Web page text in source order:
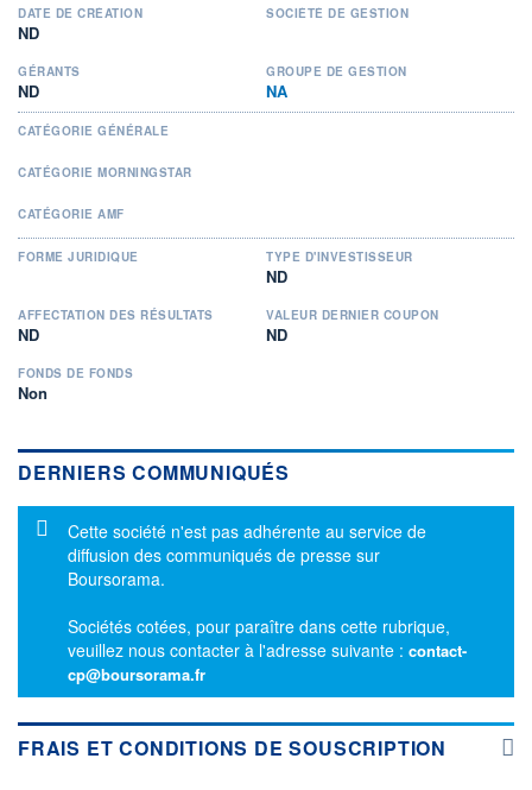
DATE DE CRÉATION
ND
SOCIÉTÉ DE GESTION
GÉRANTS
ND
GROUPE DE GESTION
NA
CATÉGORIE GÉNÉRALE
CATÉGORIE MORNINGSTAR
CATÉGORIE AMF
FORME JURIDIQUE TYPE D'INVESTISSEUR
ND
AFFECTATION DES RÉSULTATS
ND
VALEUR DERNIER COUPON
ND
FONDS DE FONDS
Non
DERNIERS COMMUNIQUÉS
Message d'information
Cette société n'est pas adhérente au service de
diffusion des communiqués de presse sur
Boursorama.
Sociétés cotées, pour paraître dans cette rubrique,
veuillez nous contacter à l'adresse suivante : contact-
cp@boursorama.fr
FRAIS ET CONDITIONS DE SOUSCRIPTION